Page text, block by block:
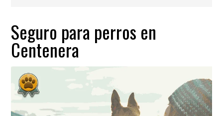
Seguro para perros en
Centenera